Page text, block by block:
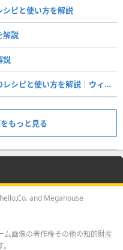
ピと使い方を解説
解説
説
楔デッキ（ウィブサニア天楔）のレシピと使い方を解説｜ウィブ天デッキ
もっと見る
and Megahouse
ム画像の著作権その他の知的財産